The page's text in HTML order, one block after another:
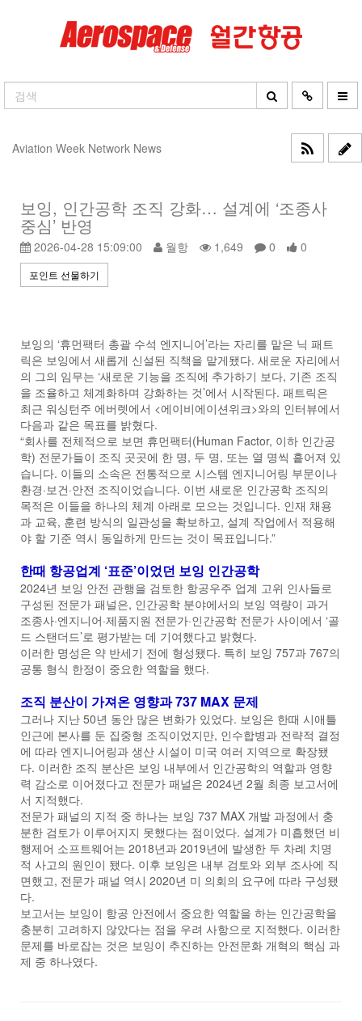
Aviation Week Network News
보잉, 인간공학 조직 강화… 설계에 ‘조종사
중심’ 반영
2026-04-28 15:09:00 월항 1,649 0 0
포인트 선물하기
보잉의 ‘휴먼팩터 총괄 수석 엔지니어’라는 자리를 맡은 닉 패트
릭은 보잉에서 새롭게 신설된 직책을 맡게됐다. 새로운 자리에서
의 그의 임무는 ‘새로운 기능을 조직에 추가하기 보다, 기존 조직
을 조율하고 체계화하며 강화하는 것’에서 시작된다. 패트릭은
최근 워싱턴주 에버렛에서 <에이비에이션위크>와의 인터뷰에서
다음과 같은 목표를 밝혔다.
“회사를 전체적으로 보면 휴먼팩터(Human Factor, 이하 인간공
학) 전문가들이 조직 곳곳에 한 명, 두 명, 또는 열 명씩 흩어져 있
습니다. 이들의 소속은 전통적으로 시스템 엔지니어링 부문이나
환경·보건·안전 조직이었습니다. 이번 새로운 인간공학 조직의
목적은 이들을 하나의 체계 아래로 모으는 것입니다. 인재 채용
과 교육, 훈련 방식의 일관성을 확보하고, 설계 작업에서 적용해
야 할 기준 역시 동일하게 만드는 것이 목표입니다.”
한때 항공업계 ‘표준’이었던 보잉 인간공학
2024년 보잉 안전 관행을 검토한 항공우주 업계 고위 인사들로
구성된 전문가 패널은, 인간공학 분야에서의 보잉 역량이 과거
조종사·엔지니어·제품지원 전문가·인간공학 전문가 사이에서 ‘골
드 스탠더드’로 평가받는 데 기여했다고 밝혔다.
이러한 명성은 약 반세기 전에 형성됐다. 특히 보잉 757과 767의
공통 형식 한정이 중요한 역할을 했다.
조직 분산이 가져온 영향과 737 MAX 문제
그러나 지난 50년 동안 많은 변화가 있었다. 보잉은 한때 시애틀
인근에 본사를 둔 집중형 조직이었지만, 인수합병과 전략적 결정
에 따라 엔지니어링과 생산 시설이 미국 여러 지역으로 확장됐
다. 이러한 조직 분산은 보잉 내부에서 인간공학의 역할과 영향
력 감소로 이어졌다고 전문가 패널은 2024년 2월 최종 보고서에
서 지적했다.
전문가 패널의 지적 중 하나는 보잉 737 MAX 개발 과정에서 충
분한 검토가 이루어지지 못했다는 점이었다. 설계가 미흡했던 비
행제어 소프트웨어는 2018년과 2019년에 발생한 두 차례 치명
적 사고의 원인이 됐다. 이후 보잉은 내부 검토와 외부 조사에 직
면했고, 전문가 패널 역시 2020년 미 의회의 요구에 따라 구성됐
다.
보고서는 보잉이 항공 안전에서 중요한 역할을 하는 인간공학을
충분히 고려하지 않았다는 점을 우려 사항으로 지적했다. 이러한
문제를 바로잡는 것은 보잉이 추진하는 안전문화 개혁의 핵심 과
제 중 하나였다.